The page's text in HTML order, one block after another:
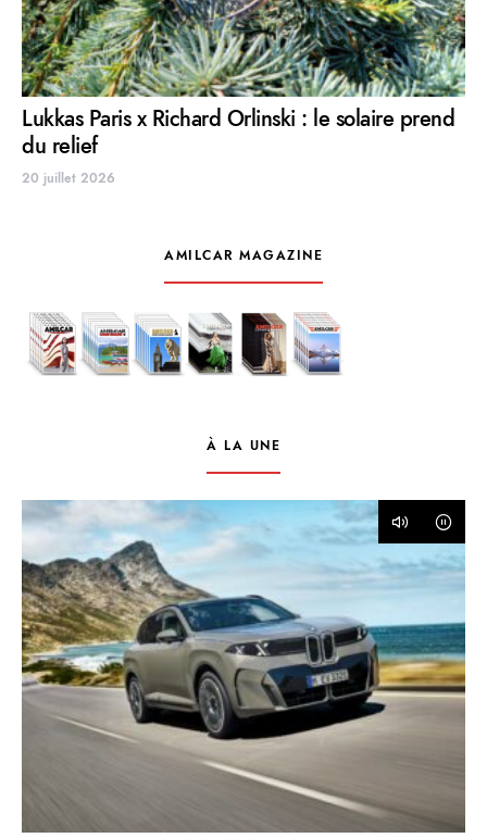
Lukkas Paris x Richard Orlinski : le solaire prend
du relief
20 juillet 2026
AMILCAR MAGAZINE
À LA UNE